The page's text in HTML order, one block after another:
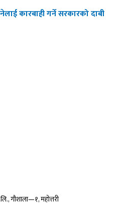
कारबाही गर्ने सरकारको दाबी
गौशाला—१, महोत्तरी